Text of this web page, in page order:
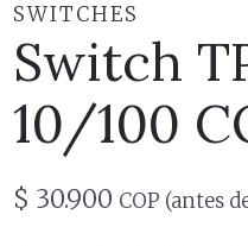
SWITCHES
Switch
10/100
$ 30.900 COP (antes